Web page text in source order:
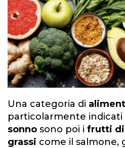
Una categoria di
particolarmente indicati
sonno sono poi i frutti di
grassi come il salmone,